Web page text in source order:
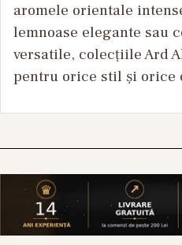
aromele orientale
lemnoase elegante sau
versatile, colecțiile Ard
pentru orice stil și orice